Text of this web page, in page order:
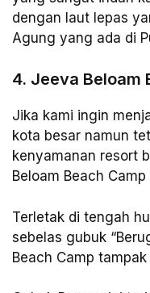
dengan laut lepas
Agung yang ada di
4. Jeeva Beloam
Jika kami ingin
kota besar namun
kenyamanan resort
Beloam Beach
Terletak di tengah
sebelas gubuk
Beach Camp